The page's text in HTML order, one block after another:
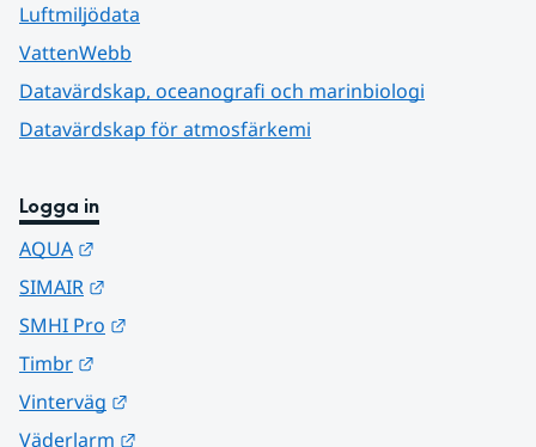
Luftmiljödata
VattenWebb
Datavärdskap, oceanografi och marinbiologi
Datavärdskap för atmosfärkemi
Logga in
AQUA
SIMAIR
SMHI Pro
Timbr
Vinterväg
Väderlarm